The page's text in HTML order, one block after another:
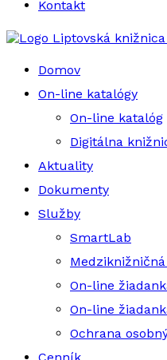
Kontakt
Liptovská knižnica
Domov
On-line katalógy
On-line katalóg
Digitálna
Aktuality
Dokumenty
Služby
SmartLab
On-line
On-line
Ochrana